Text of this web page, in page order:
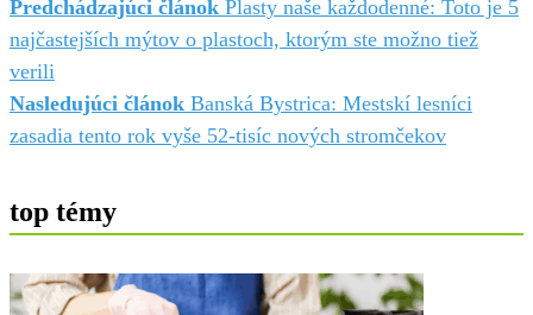
Predchádzajúci článok Plasty naše každodenné: Toto je 5
najčastejších mýtov o plastoch, ktorým ste možno tiež
verili
Nasledujúci článok Banská Bystrica: Mestskí lesníci
zasadia tento rok vyše 52-tisíc nových stromčekov
top témy